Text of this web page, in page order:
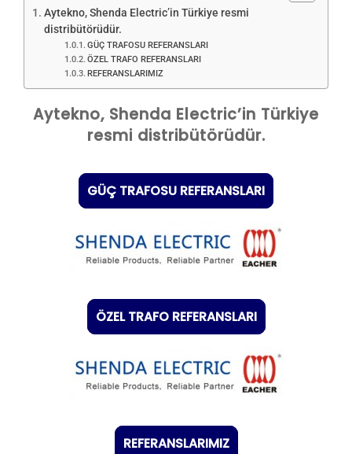
İLETIŞIM
Aytekno, Shenda Electric’in Türkiye resmi
distribütörüdür.
GÜÇ TRAFOSU REFERANSLARI
ÖZEL TRAFO REFERANSLARI
REFERANSLARIMIZ
Aytekno, Shenda Electric’in Türkiye
resmi distribütörüdür.
GÜÇ TRAFOSU REFERANSLARI
ÖZEL TRAFO REFERANSLARI
REFERANSLARIMIZ